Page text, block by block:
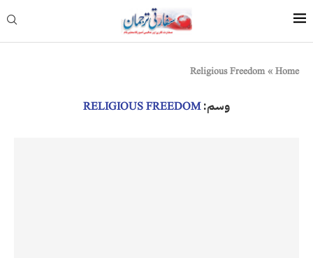
Home
»
Religious Freedom
وسم:RELIGIOUS FREEDOM